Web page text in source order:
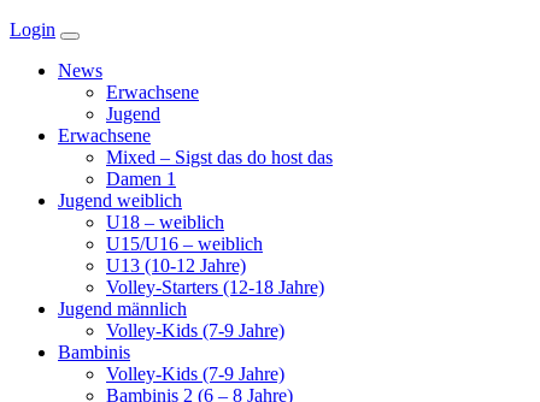
Login
News
Erwachsene
Jugend
Erwachsene
Mixed – Sigst das do host das
Damen 1
Jugend weiblich
U18 – weiblich
U15/U16 – weiblich
U13 (10-12 Jahre)
Volley-Starters (12-18 Jahre)
Jugend männlich
Volley-Kids (7-9 Jahre)
Bambinis
Volley-Kids (7-9 Jahre)
Bambinis 2 (6 – 8 Jahre)